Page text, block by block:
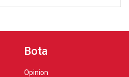
Bota
Opinion